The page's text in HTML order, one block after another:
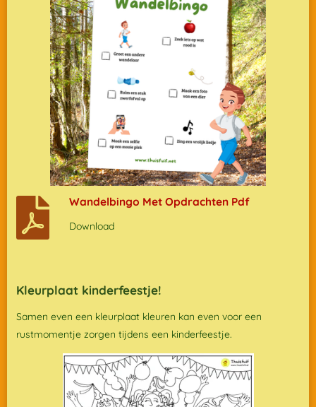
Wandelbingo Met Opdrachten Pdf
Download
Kleurplaat kinderfeestje!
Samen even een kleurplaat kleuren kan even voor een
rustmomentje zorgen tijdens een kinderfeestje.